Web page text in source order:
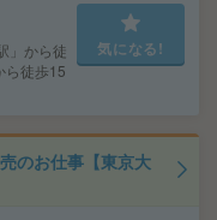
」から徒
ら徒歩15
気になる!
のお仕事【東京大